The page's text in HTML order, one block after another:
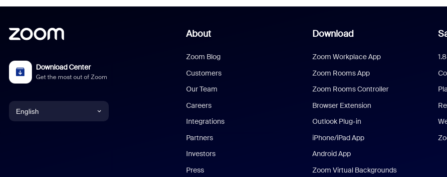
Download Center
Get the most out of Zoom
English
About
Zoom Blog
Customers
Our Team
Careers
Integrations
Partners
Investors
Press
Download
Zoom Workplace App
Zoom Rooms App
Zoom Rooms Controller
Browser Extension
Outlook Plug-in
iPhone/iPad App
Android App
Zoom Virtual Backgrounds